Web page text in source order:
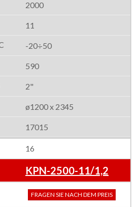
2000
11
-20÷50
590
2"
ø1200 x 2345
17015
16
KPN-2500-11/1,2
FRAGEN SIE NACH DEM PREIS